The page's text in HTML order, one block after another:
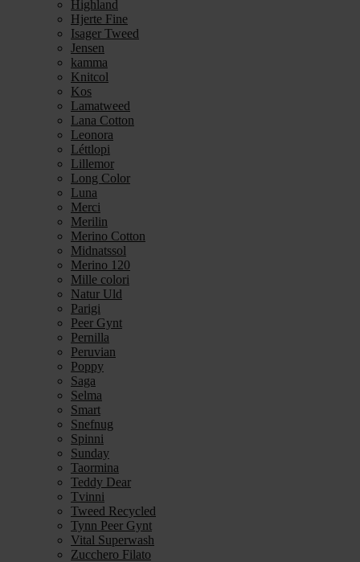
Highland
Hjerte Fine
Isager Tweed
Jensen
kamma
Knitcol
Kos
Lamatweed
Lana Cotton
Leonora
Léttlopi
Lillemor
Long Color
Luna
Merci
Merilin
Merino Cotton
Midnatssol
Merino 120
Mille colori
Natur Uld
Parigi
Peer Gynt
Pernilla
Peruvian
Poppy
Saga
Selma
Smart
Snefnug
Spinni
Sunday
Taormina
Teddy Dear
Tvinni
Tweed Recycled
Tynn Peer Gynt
Vital Superwash
Zucchero Filato